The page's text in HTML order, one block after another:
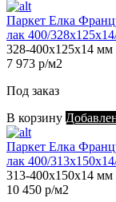
Паркет Елка
лак 400/
328-400х125х14 мм
7 973 р/м2
Под заказ
В корзину
Паркет Елка
лак 400/
313-400х150х14 мм
10 450 р/м2